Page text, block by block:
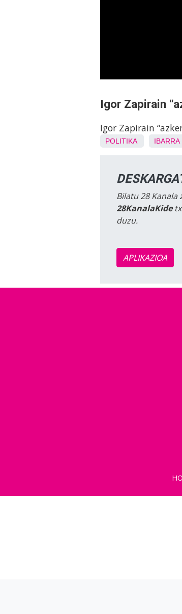
Igor Zapirain
Igor Zapirain
POLITIKA IBARRA
Bilatu 28
28KanalaKide
duzu.
APLIKAZIOA